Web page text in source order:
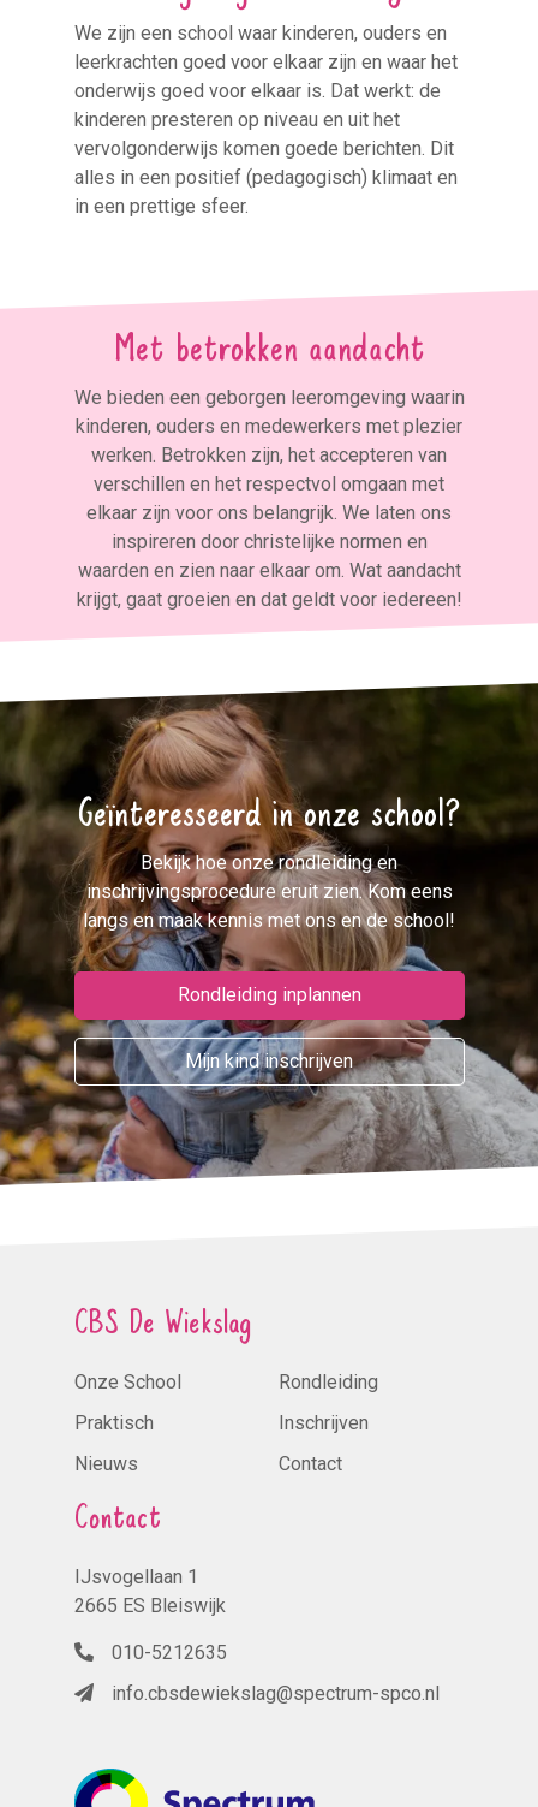
We zijn een school waar kinderen, ouders en
leerkrachten goed voor elkaar zijn en waar het
onderwijs goed voor elkaar is. Dat werkt: de
kinderen presteren op niveau en uit het
vervolgonderwijs komen goede berichten. Dit
alles in een positief (pedagogisch) klimaat en
in een prettige sfeer.
Met betrokken aandacht
We bieden een geborgen leeromgeving waarin
kinderen, ouders en medewerkers met plezier
werken. Betrokken zijn, het accepteren van
verschillen en het respectvol omgaan met
elkaar zijn voor ons belangrijk. We laten ons
inspireren door christelijke normen en
waarden en zien naar elkaar om. Wat aandacht
krijgt, gaat groeien en dat geldt voor iedereen!
Geïnteresseerd in onze school?
Bekijk hoe onze rondleiding en
inschrijvingsprocedure eruit zien. Kom eens
langs en maak kennis met ons en de school!
Rondleiding inplannen
Mijn kind inschrijven
CBS De Wiekslag
Onze School
Praktisch
Nieuws
Rondleiding
Inschrijven
Contact
Contact
IJsvogellaan 1
2665 ES Bleiswijk
010-5212635
info.cbsdewiekslag@spectrum-spco.nl